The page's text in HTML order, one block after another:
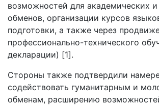
возможностей для академических и
обменов, организации курсов
подготовки, а также через
профессионально-технического
декларации) [1].
Стороны также подтвердили
содействовать гуманитарным и
обменам, расширению